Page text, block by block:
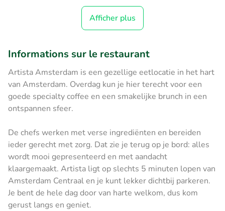
Afficher plus
Informations sur le restaurant
Artista Amsterdam is een gezellige eetlocatie in het hart
van Amsterdam. Overdag kun je hier terecht voor een
goede specialty coffee en een smakelijke brunch in een
ontspannen sfeer.
De chefs werken met verse ingrediënten en bereiden
ieder gerecht met zorg. Dat zie je terug op je bord: alles
wordt mooi gepresenteerd en met aandacht
klaargemaakt. Artista ligt op slechts 5 minuten lopen van
Amsterdam Centraal en je kunt lekker dichtbij parkeren.
Je bent de hele dag door van harte welkom, dus kom
gerust langs en geniet.